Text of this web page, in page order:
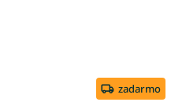
zadarmo